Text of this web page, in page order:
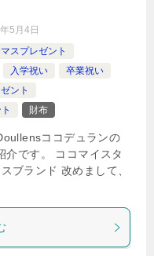
5月4日
スプレゼント
入学祝い
卒業祝い
ント
財布
ココデュランの
介です。 ココマイスタ
ブランド 改めまして、